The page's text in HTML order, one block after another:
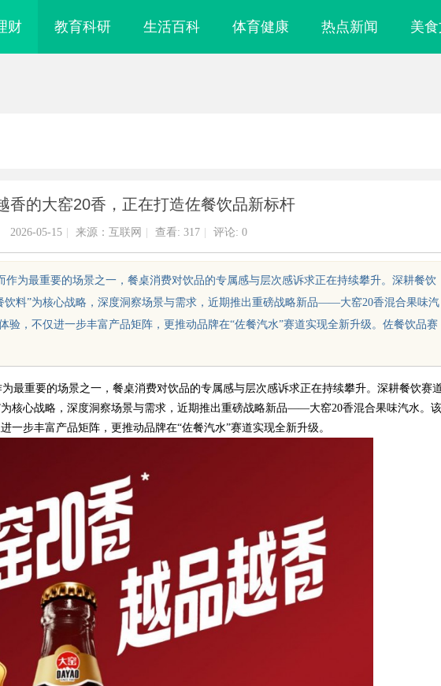
财 教育科研 生活百科 体育健康 热点新闻 美
香的大窑20香，正在打造佐餐饮品新标杆
2026-05-15 来源：互联网 查看: 317 评论: 0
作为最重要的场景之一，餐桌消费对饮品的专属感与层次感诉求正在持续攀升。深耕餐饮
饮料”为核心战略，深度洞察场景与需求，近期推出重磅战略新品——大窑20香混合果味汽
验，不仅进一步丰富产品矩阵，更推动品牌在“佐餐汽水”赛道实现全新升级。佐餐饮品赛
最重要的场景之一，餐桌消费对饮品的专属感与层次感诉求正在持续攀升。深耕餐饮赛
核心战略，深度洞察场景与需求，近期推出重磅战略新品——大窑20香混合果味汽水。
一步丰富产品矩阵，更推动品牌在“佐餐汽水”赛道实现全新升级。